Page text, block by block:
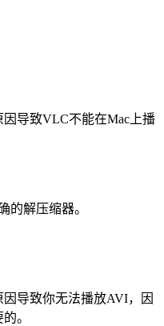
导致VLC不能在Mac上播
的解压缩器。
导致你无法播放AVI，因
。